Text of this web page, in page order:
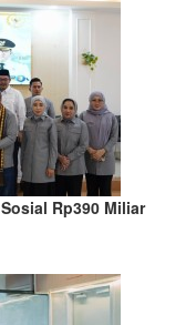
Rp390 Miliar